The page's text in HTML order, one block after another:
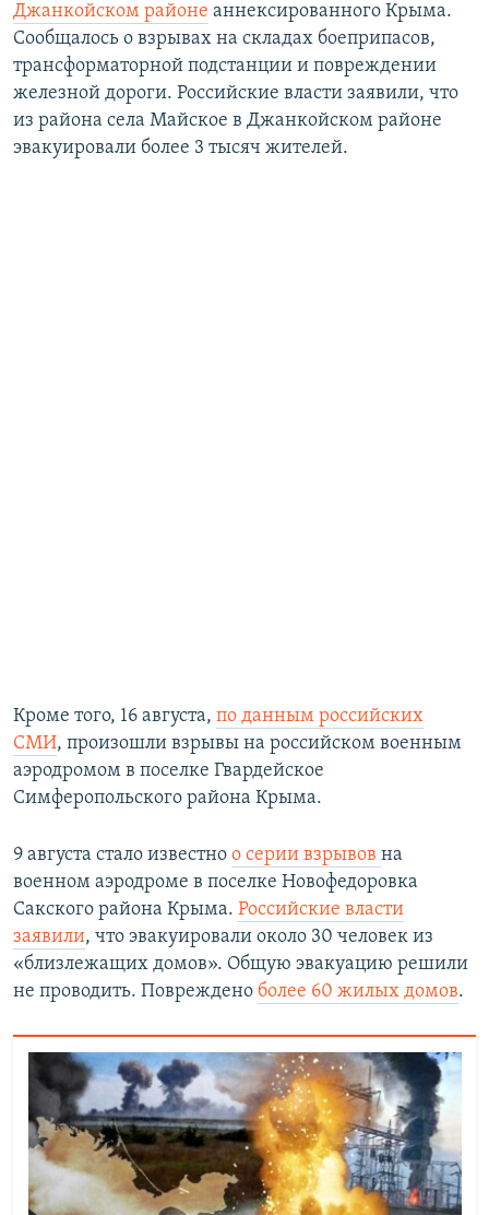
Джанкойском районе аннексированного Крыма.
Сообщалось о взрывах на складах боеприпасов,
трансформаторной подстанции и повреждении
железной дороги. Российские власти заявили, что
из района села Майское в Джанкойском районе
эвакуировали более 3 тысяч жителей.
Кроме того, 16 августа, по данным российских
СМИ, произошли взрывы на российском военным
аэродромом в поселке Гвардейское
Симферопольского района Крыма.
9 августа стало известно о серии взрывов на
военном аэродроме в поселке Новофедоровка
Сакского района Крыма. Российские власти
заявили, что эвакуировали около 30 человек из
«близлежащих домов». Общую эвакуацию решили
не проводить. Повреждено более 60 жилых домов.